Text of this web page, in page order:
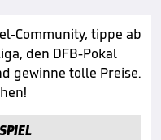
Community, tippe ab
den DFB-Pokal
gewinne tolle Preise.